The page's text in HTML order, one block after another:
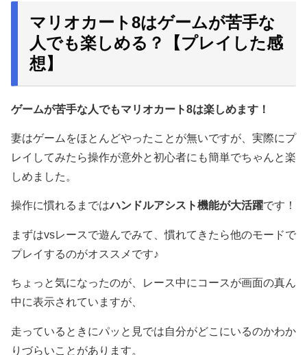
マリオカート8はゲームが苦手な
人でも楽しめる？【プレイした感
想】
ゲームが苦手な人でもマリオカート8は楽しめます！
妻はゲームをほとんどやったことが無いですが、実際にプ
レイしてみたら操作が意外と初心者にも簡単でちゃんと楽
しめました。
操作に慣れるまではハンドルアシスト機能が大活躍です！
まずはvsレースで遊んでみて、慣れてきたら他のモードで
プレイするのがオススメです♪
ちょっと気になったのが、レース中にコースが画面の真ん
中に表示されていますが、
走っているときにパッと見では自分がどこにいるのかわか
りづらいことがあります。